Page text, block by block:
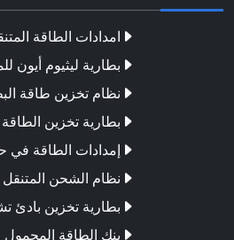
امدادات الطاقة
بطارية ليثيوم أيون
نظام تخزين طاقة
بطارية تخزين الطاقة
إمدادات الطاقة في
نظام الشحن المتنقل
بطارية تخزين بادئ
بنك الطاقة المحمول